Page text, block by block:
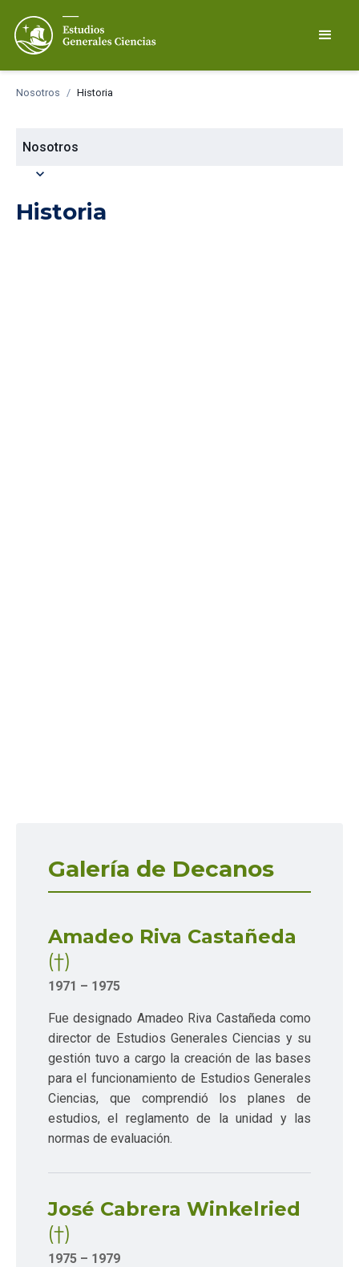
Nosotros / Historia
Nosotros
expand_more
Historia
Galería de Decanos
Amadeo Riva Castañeda
(†)
1971 – 1975
Fue designado Amadeo Riva Castañeda como
director de Estudios Generales Ciencias y su
gestión tuvo a cargo la creación de las bases
para el funcionamiento de Estudios Generales
Ciencias, que comprendió los planes de
estudios, el reglamento de la unidad y las
normas de evaluación.
José Cabrera Winkelried
(†)
1975 – 1979